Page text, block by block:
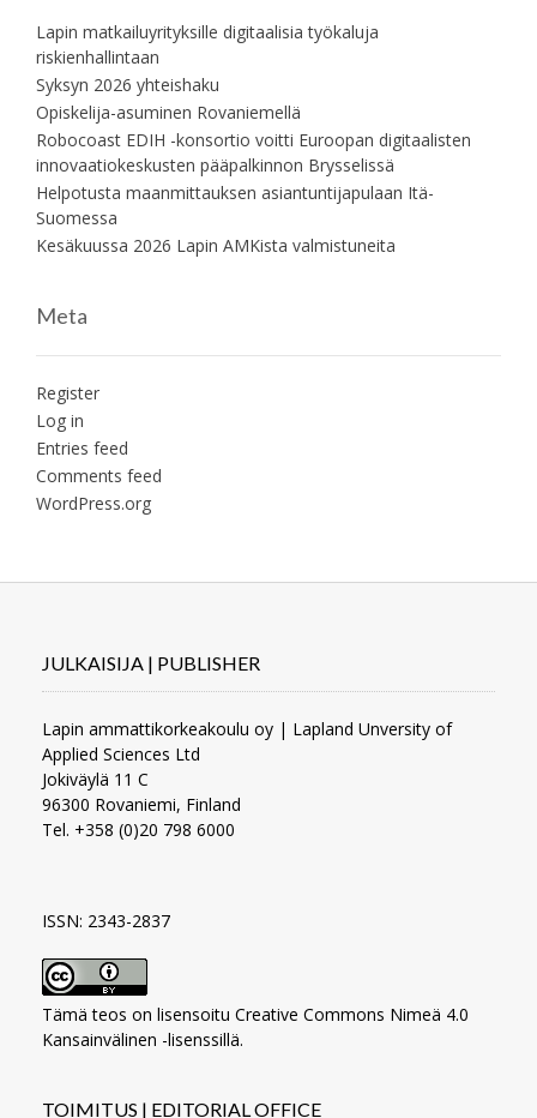
Lapin matkailuyrityksille digitaalisia työkaluja
riskienhallintaan
Syksyn 2026 yhteishaku
Opiskelija-asuminen Rovaniemellä
Robocoast EDIH -konsortio voitti Euroopan digitaalisten
innovaatiokeskusten pääpalkinnon Brysselissä
Helpotusta maanmittauksen asiantuntijapulaan Itä-
Suomessa
Kesäkuussa 2026 Lapin AMKista valmistuneita
Meta
Register
Log in
Entries feed
Comments feed
WordPress.org
JULKAISIJA | PUBLISHER
Lapin ammattikorkeakoulu oy | Lapland Unversity of
Applied Sciences Ltd
Jokiväylä 11 C
96300 Rovaniemi, Finland
Tel. +358 (0)20 798 6000
ISSN: 2343-2837
Tämä teos on lisensoitu Creative Commons Nimeä 4.0
Kansainvälinen -lisenssillä.
TOIMITUS | EDITORIAL OFFICE